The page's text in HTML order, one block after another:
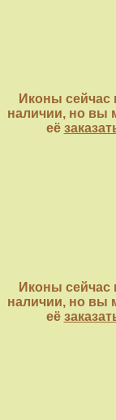
Иконы сейчас
наличии, но вы
её
Иконы сейчас
наличии, но вы
её